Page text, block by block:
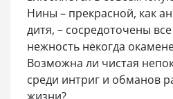
Нины – прекрасной, как
дитя, – сосредоточены
нежность некогда
Возможна ли чистая
среди интриг и обманов